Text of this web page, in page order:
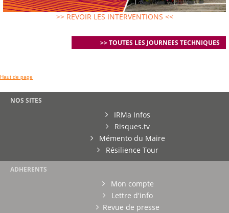
>> REVOIR LES INTERVENTIONS <<
>> TOUTES LES JOURNEES TECHNIQUES
Haut de page
NOS SITES
IRMa Infos
Risques.tv
Mémento du Maire
Résilience Tour
ADHERENTS
Mon compte
Lettre d'info
Revue de presse